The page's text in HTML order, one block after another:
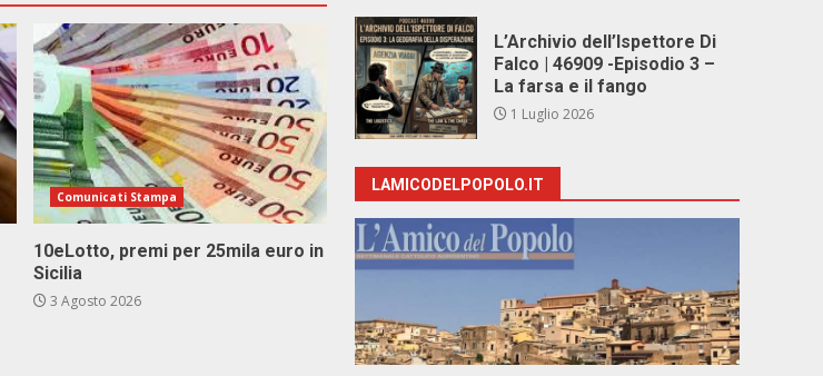
Comunicati Stampa
10eLotto, premi per 25mila euro in
Sicilia
3 Agosto 2026
L’Archivio dell’Ispettore Di
Falco | 46909 -Episodio 3 –
La farsa e il fango
1 Luglio 2026
LAMICODELPOPOLO.IT